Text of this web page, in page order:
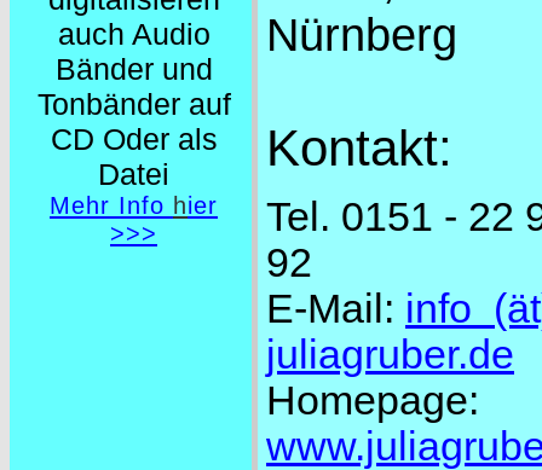
auch Audio
Bänder und
Tonbänder auf
CD Oder als
Datei
Mehr Info hier
>>>
Nürnberg
Kontakt:
Tel. 0151 - 22
92
E-Mail: info
juliagruber.de
Homepage: